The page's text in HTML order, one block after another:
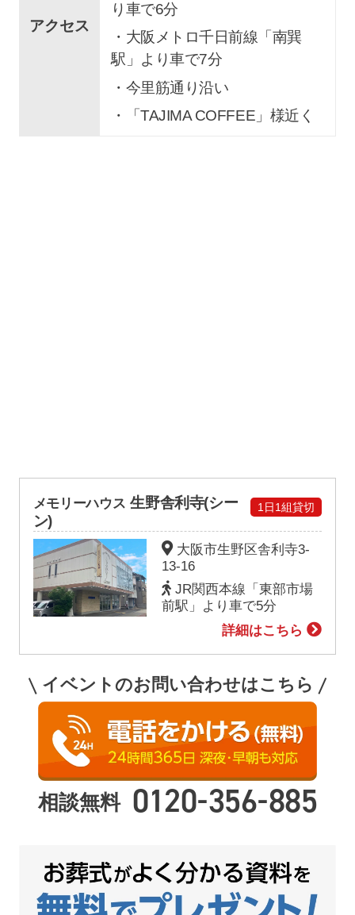
アクセス
り車で6分
・大阪メトロ千日前線「南巽
駅」より車で7分
・今里筋通り沿い
・「TAJIMA COFFEE」様近く
メモリーハウス 生野舎利寺(シー
ン)
1日1組貸切
大阪市生野区舎利寺3-
13-16
JR関西本線「東部市場
前駅」より車で5分
詳細はこちら
イベントのお問い合わせはこちら
相談無料 0120-356-885